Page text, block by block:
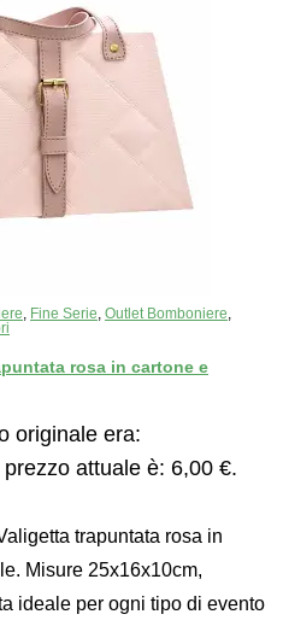
, Fine Serie, Outlet Bomboniere,
rosa in cartone e
originale era:
prezzo attuale è: 6,00 €.
trapuntata rosa in
Misure 25x16x10cm,
ideale per ogni tipo di evento